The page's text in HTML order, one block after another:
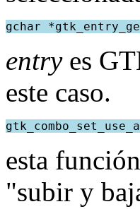
gchar
entryes
este caso.
esta
"subir y